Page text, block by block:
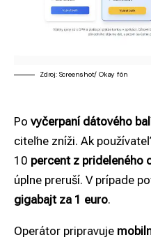
Zdroj: Screenshot/ Okay fón
Po vyčerpaní dátového
citeľne zníži. Ak
10 percent z prideleného
úplne preruší. V prípade
gigabajt za 1 euro.
Operátor pripravuje